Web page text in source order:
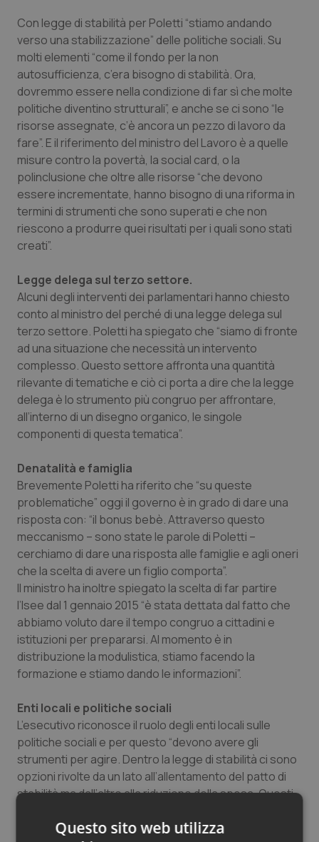
Puglia
Sardegna
Sicilia
Toscana
Umbria
Valle D’Aosta
Veneto
Malattie rare
Malattia di Crohn & Rettocolite Ulcerosa
Neuroscienze & patologie neurodegenerative
Obesità
Oftalmologia
Oncodermatologia
Oncoematologia
Oncologia & Nutrizione
Psoriasi & pelle
Quotidiano Cardiologia
Quotidiano Chirurgia
Quotidiano Oncologia
Quotidiano Pediatria
Rene & patologie urogenitali
Salute orale & impianti
Sangue & coagulazione
Tiroide
Tumore al seno
Tumori del Polmone & Testa Collo
Tumori gastrointestinali
Ulcera & Reflusso
Vaccini
Con legge di stabilità per Poletti “stiamo andando
verso una stabilizzazione” delle politiche sociali. Su
molti elementi “come il fondo per la non
autosufficienza, c’era bisogno di stabilità. Ora,
dovremmo essere nella condizione di far sì che molte
politiche diventino strutturali”, e anche se ci sono “le
risorse assegnate, c’è ancora un pezzo di lavoro da
fare”. E il riferimento del ministro del Lavoro è a quelle
misure contro la povertà, la social card, o la
polinclusione che oltre alle risorse “che devono
essere incrementate, hanno bisogno di una riforma in
termini di strumenti che sono superati e che non
riescono a produrre quei risultati per i quali sono stati
creati”.
Legge delega sul terzo settore.
Alcuni degli interventi dei parlamentari hanno chiesto
conto al ministro del perché di una legge delega sul
terzo settore. Poletti ha spiegato che “siamo di fronte
ad una situazione che necessità un intervento
complesso. Questo settore affronta una quantità
rilevante di tematiche e ciò ci porta a dire che la legge
delega è lo strumento più congruo per affrontare,
all’interno di un disegno organico, le singole
componenti di questa tematica”.
Denatalità e famiglia
Brevemente Poletti ha riferito che “su queste
problematiche” oggi il governo è in grado di dare una
risposta con: “il bonus bebè. Attraverso questo
meccanismo – sono state le parole di Poletti –
cerchiamo di dare una risposta alle famiglie e agli oneri
che la scelta di avere un figlio comporta”.
Il ministro ha inoltre spiegato la scelta di far partire
l’Isee dal 1 gennaio 2015 “è stata dettata dal fatto che
abbiamo voluto dare il tempo congruo a cittadini e
istituzioni per prepararsi. Al momento è in
distribuzione la modulistica, stiamo facendo la
formazione e stiamo dando le informazioni”.
Enti locali e politiche sociali
L’esecutivo riconosce il ruolo degli enti locali sulle
politiche sociali e per questo “devono avere gli
strumenti per agire. Dentro la legge di stabilità ci sono
opzioni rivolte da un lato all’allentamento del patto di
stabilità ma dall’altro alla riduzione della spesa. Questi
risposta positiva” dando quindi la possibilità agli enti
Questo sito web utilizza